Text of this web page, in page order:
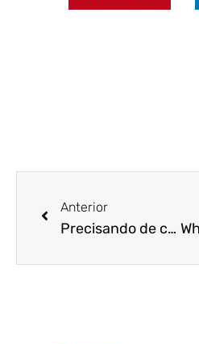
Anterior
Precisando de crédito? Então, veja se você tem direito ao PRONAMPE